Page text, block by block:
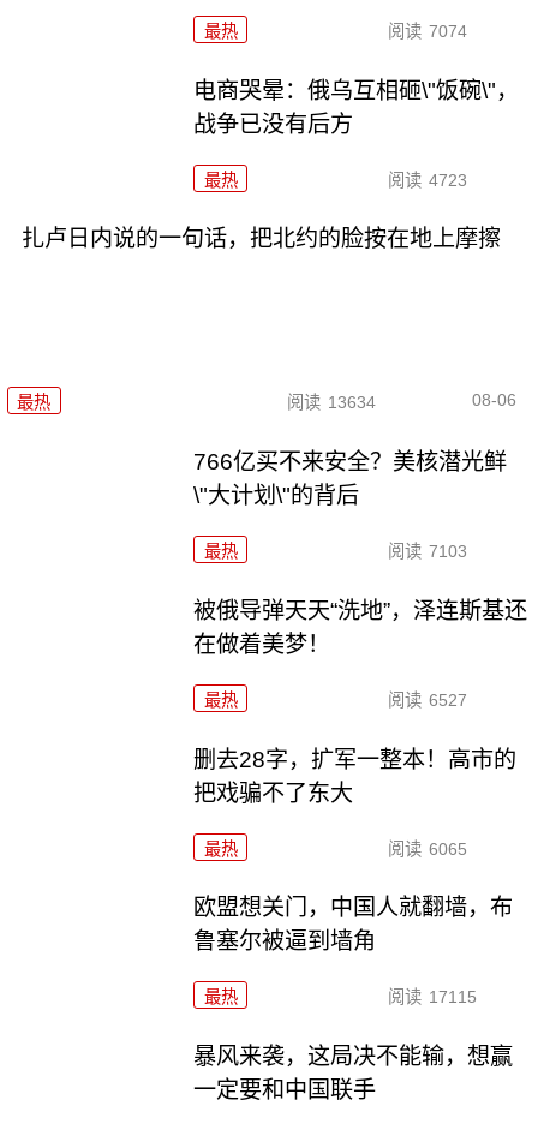
最热 阅读 7074
电商哭晕：俄乌互相砸\"饭碗\"，
战争已没有后方
最热 阅读 4723
扎卢日内说的一句话，把北约的脸按在地上摩擦
最热 阅读 13634 08-06
766亿买不来安全？美核潜光鲜
\"大计划\"的背后
最热 阅读 7103
被俄导弹天天“洗地”，泽连斯基还
在做着美梦！
最热 阅读 6527
删去28字，扩军一整本！高市的
把戏骗不了东大
最热 阅读 6065
欧盟想关门，中国人就翻墙，布
鲁塞尔被逼到墙角
最热 阅读 17115
暴风来袭，这局决不能输，想赢
一定要和中国联手